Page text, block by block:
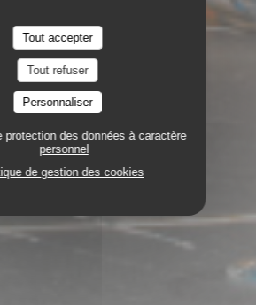
Tout accepter
Tout refuser
Personnaliser
protection des données à caractère
personnel
de gestion des cookies